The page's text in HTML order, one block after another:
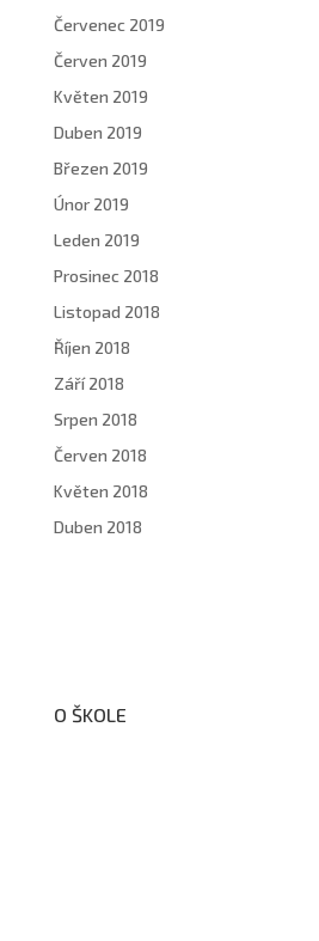
Červenec 2019
Červen 2019
Květen 2019
Duben 2019
Březen 2019
Únor 2019
Leden 2019
Prosinec 2018
Listopad 2018
Říjen 2018
Září 2018
Srpen 2018
Červen 2018
Květen 2018
Duben 2018
O ŠKOLE